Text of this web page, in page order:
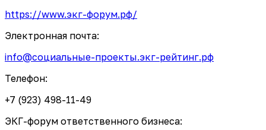
https://www.экг-форум.рф/
Электронная почта:
info@социальные-проекты.экг-рейтинг.рф
Телефон:
+7 (923) 498-11-49
ЭКГ-форум ответственного бизнеса: